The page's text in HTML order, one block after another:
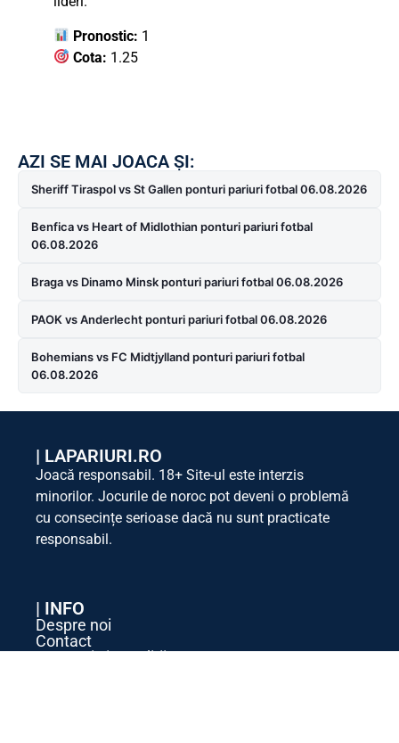
Pronostic: 1
Cota: 1.25
AZI SE MAI JOACA ȘI:
Sheriff Tiraspol vs St Gallen ponturi pariuri fotbal 06.08.2026
Benfica vs Heart of Midlothian ponturi pariuri fotbal
06.08.2026
Braga vs Dinamo Minsk ponturi pariuri fotbal 06.08.2026
PAOK vs Anderlecht ponturi pariuri fotbal 06.08.2026
Bohemians vs FC Midtjylland ponturi pariuri fotbal
06.08.2026
| LAPARIURI.RO
Joacă responsabil. 18+ Site-ul este interzis
minorilor. Jocurile de noroc pot deveni o problemă
cu consecințe serioase dacă nu sunt practicate
responsabil.
| INFO
Despre noi
Contact
Termeni și Condiții